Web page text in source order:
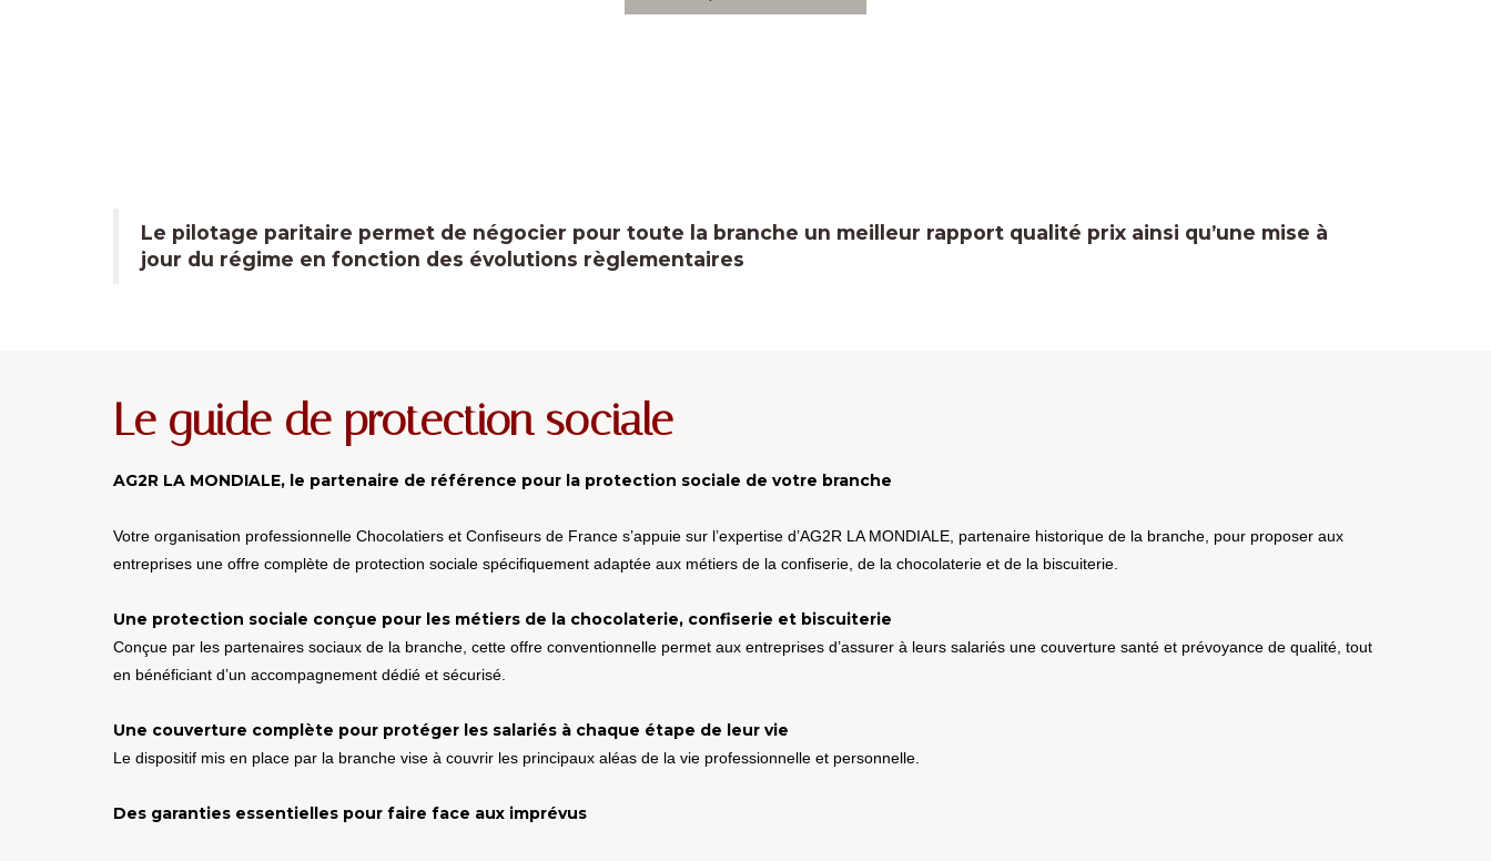
Le pilotage paritaire permet de négocier pour toute la branche un meilleur rapport qualité prix ainsi qu’une mise à
jour du régime en fonction des évolutions règlementaires
Le guide de protection sociale
AG2R LA MONDIALE, le partenaire de référence pour la protection sociale de votre branche
Votre organisation professionnelle Chocolatiers et Confiseurs de France s’appuie sur l’expertise d’AG2R LA MONDIALE, partenaire historique de la branche, pour proposer aux
entreprises une offre complète de protection sociale spécifiquement adaptée aux métiers de la confiserie, de la chocolaterie et de la biscuiterie.
Une protection sociale conçue pour les métiers de la chocolaterie, confiserie et biscuiterie
Conçue par les partenaires sociaux de la branche, cette offre conventionnelle permet aux entreprises d’assurer à leurs salariés une couverture santé et prévoyance de qualité, tout
en bénéficiant d’un accompagnement dédié et sécurisé.
Une couverture complète pour protéger les salariés à chaque étape de leur vie
Le dispositif mis en place par la branche vise à couvrir les principaux aléas de la vie professionnelle et personnelle.
Des garanties essentielles pour faire face aux imprévus